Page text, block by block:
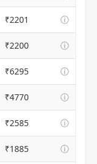
₹2201 ⓘ
₹2200 ⓘ
₹6295 ⓘ
₹4770 ⓘ
₹2585 ⓘ
₹1885 ⓘ